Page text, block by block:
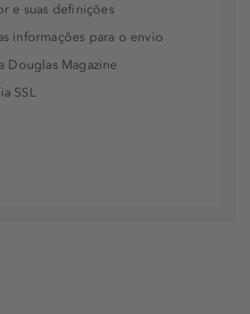
e suas definições
informações para o envio
Douglas Magazine
SSL